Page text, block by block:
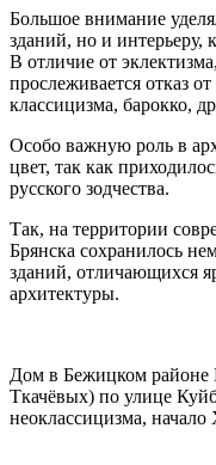
Большое внимание
зданий, но и интерьеру,
В отличие от
прослеживается отказ
классицизма, барокко,
Особо важную роль в
цвет, так как
русского зодчества.
Так, на территории
Брянска сохранилось
зданий, отличающихся
архитектуры.
Дом в Бежицком районе
Ткачёвых) по улице
неоклассицизма, начало